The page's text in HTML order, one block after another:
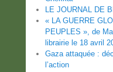
LE JOURNAL DE
« LA GUERRE
PEUPLES », de
librairie le 18 avril
Gaza attaquée :
l’action